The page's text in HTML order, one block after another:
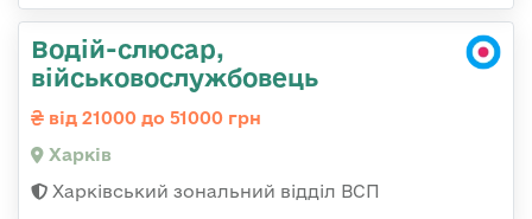
Водій-слюсар,
військовослужбовець
від 21000 до 51000 грн
Харків
Харківський зональний відділ ВСП